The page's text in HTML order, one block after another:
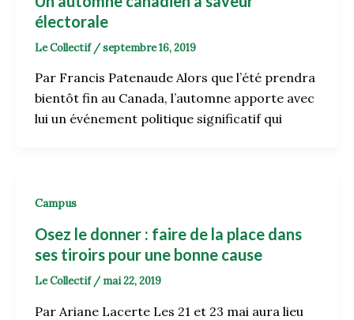
électorale
Le Collectif /septembre 16, 2019
Par Francis Patenaude Alors que l’été prendra
bientôt fin au Canada, l’automne apporte avec
lui un événement politique significatif qui
Campus
Osez le donner : faire de la place dans
ses tiroirs pour une bonne cause
Le Collectif / mai 22, 2019
Par Ariane Lacerte Les 21 et 23 mai aura lieu